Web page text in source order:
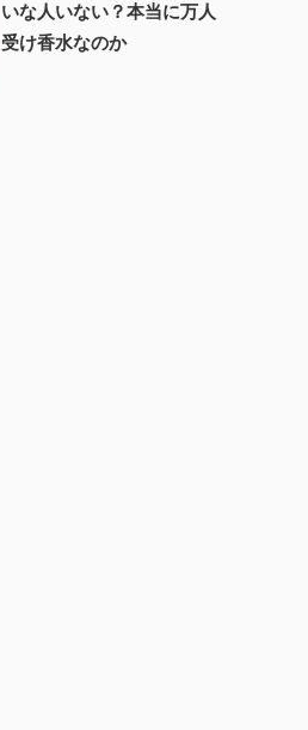
いな人いない？本当に万人
受け香水なのか